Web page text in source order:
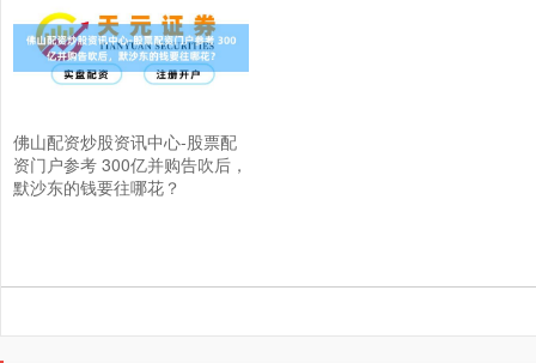
佛山配资炒股资讯中心-股票配
资门户参考 300亿并购告吹后，
默沙东的钱要往哪花？